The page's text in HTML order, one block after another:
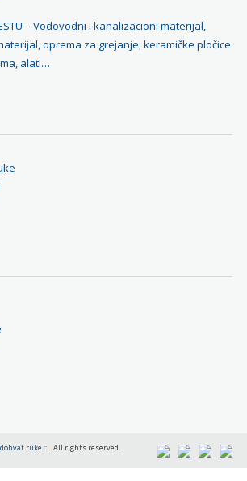
– Vodovodni i kanalizacioni materijal,
oprema za grejanje, keramičke pločice
alati…
ruke ::... All rights reserved.